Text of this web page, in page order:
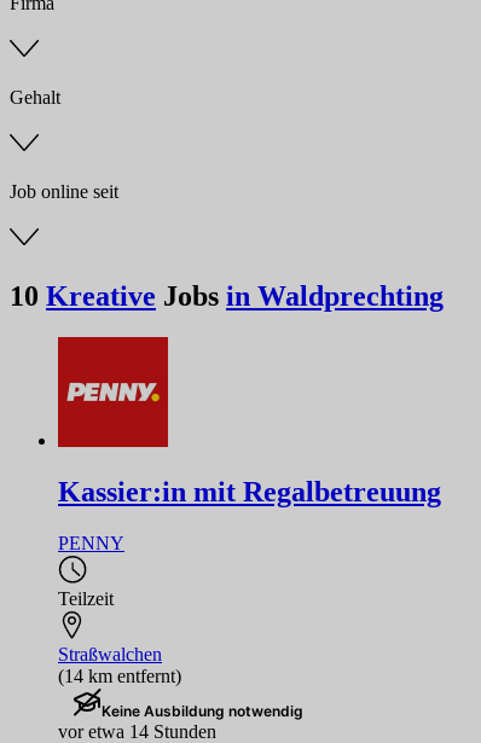
Gehalt
Job online seit
10 Kreative Jobs in Waldprechting
Kassier:in mit Regalbetreuung
PENNY
Teilzeit
Straßwalchen
(14 km entfernt)
Keine Ausbildung notwendig
vor etwa 14 Stunden